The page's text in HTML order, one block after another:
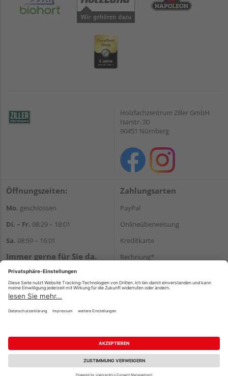
Holzfachzentrum Ziller GmbH
Isarstr. 30
90451 Nürnberg
Öffnungszeiten:
Mo. geschlossen
Di. – Fr. 08:29 – 18:01
Sa. 08:59 – 16:01
Immer gerne für Sie da.
E-Mail:kontakt@holzziller.de
Zahlungsarten
PayPal
Onlineüberweisung
Kreditkarte
Rechnung*
Versand
Impressum AGB Widerruf
Datenschutz
Reservierungsbedingungen
Vertrag widerrufen